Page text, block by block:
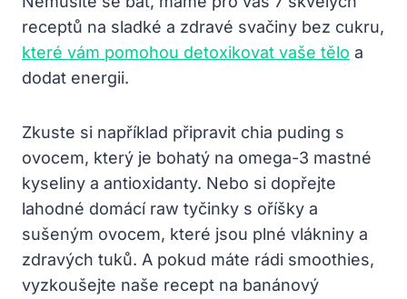
receptů na sladké a zdravé svačiny bez cukru,
které vám pomohou detoxikovat vaše tělo a
dodat energii.
Zkuste si například připravit chia puding s
ovocem, který je bohatý na omega-3 mastné
kyseliny a antioxidanty. Nebo si dopřejte
lahodné domácí raw tyčinky s oříšky a
sušeným ovocem, které jsou plné vlákniny a
zdravých tuků. A pokud máte rádi smoothies,
vyzkoušejte naše recept na banánový